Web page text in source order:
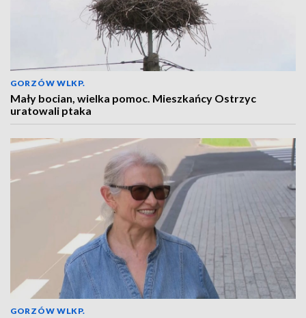
GORZÓW WLKP.
Mały bocian, wielka pomoc. Mieszkańcy Ostrzyc
uratowali ptaka
GORZÓW WLKP.